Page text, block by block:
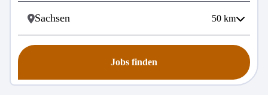
50 km
Jobs finden